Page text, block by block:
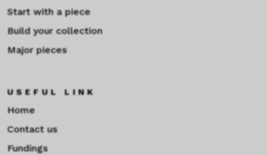
Start with a piece
Build your collection
Major pieces
USEFUL LINK
Home
Contact us
Fundings